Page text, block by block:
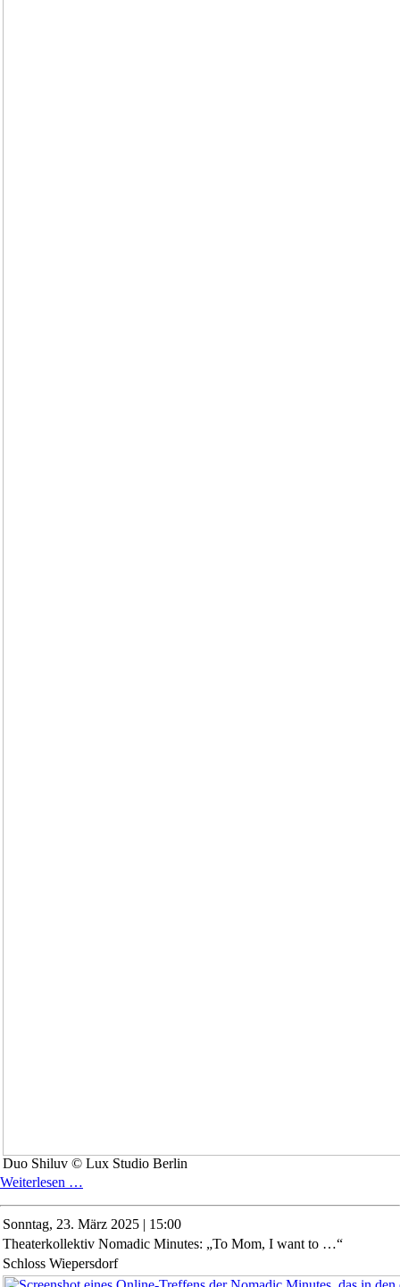
Duo Shiluv © Lux Studio Berlin
Weiterlesen …
von
Bettina
von
Arnim
Sonntag, 23. März 2025 | 15:00
Theaterkollektiv Nomadic Minutes: „To Mom, I want to …“
Schloss Wiepersdorf